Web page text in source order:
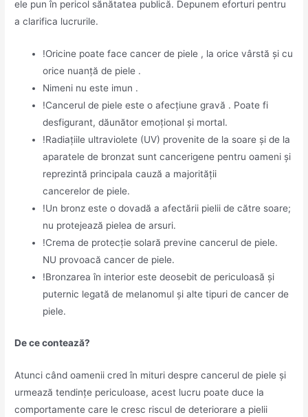
ele pun în pericol sănătatea publică. Depunem eforturi pentru
a clarifica lucrurile.
!Oricine poate face cancer de piele , la orice vârstă și cu
orice nuanță de piele .
Nimeni nu este imun .
!Cancerul de piele este o afecțiune gravă . Poate fi
desfigurant, dăunător emoțional și mortal.
!Radiațiile ultraviolete (UV) provenite de la soare și de la
aparatele de bronzat sunt cancerigene pentru oameni și
reprezintă principala cauză a majorității
cancerelor de piele.
!Un bronz este o dovadă a afectării pielii de către soare;
nu protejează pielea de arsuri.
!Crema de protecție solară previne cancerul de piele.
NU provoacă cancer de piele.
!Bronzarea în interior este deosebit de periculoasă și
puternic legată de melanomul și alte tipuri de cancer de
piele.
De ce contează?
Atunci când oamenii cred în mituri despre cancerul de piele și
urmează tendințe periculoase, acest lucru poate duce la
comportamente care le cresc riscul de deteriorare a pielii